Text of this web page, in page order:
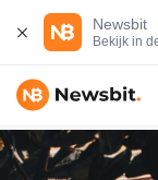
Newsbit
Bekijk in